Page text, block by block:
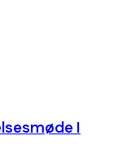
I